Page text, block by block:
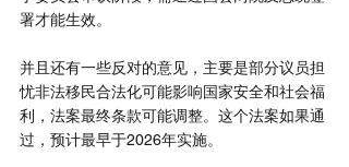
署才能生效。
并且还有一些反对的意见，主要是部分议员担
忧非法移民合法化可能影响国家安全和社会福
利，法案最终条款可能调整。这个法案如果通
过，预计最早于2026年实施。